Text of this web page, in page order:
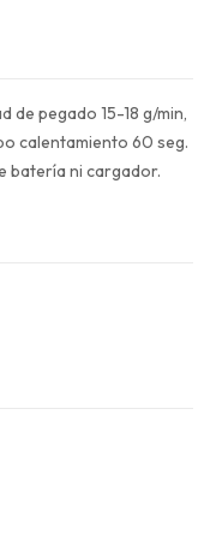
de pegado 15-18 g/min,
calentamiento 60 seg.
batería ni cargador.